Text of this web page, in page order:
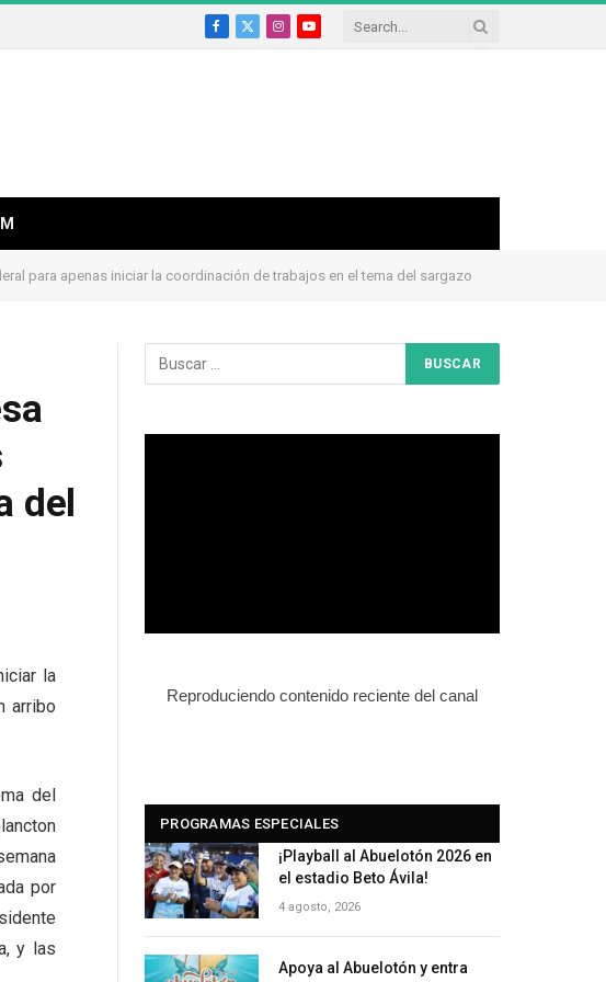
Facebook
X
InstagramYouTube
para apenas iniciar la coordinación de trabajos en el tema del sargazo
del
la
arribo
del
por
y las
Reproduciendo contenido reciente del canal
PROGRAMAS ESPECIALES
¡Playball al Abuelotón 2026 en
el estadio Beto Ávila!
4 agosto, 2026
Apoya al Abuelotón y entra